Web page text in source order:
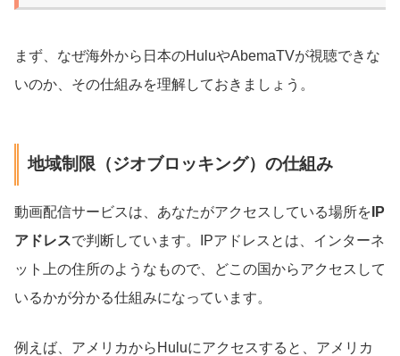
まず、なぜ海外から日本のHuluやAbemaTVが視聴できな
いのか、その仕組みを理解しておきましょう。
地域制限（ジオブロッキング）の仕組み
動画配信サービスは、あなたがアクセスしている場所を IP
アドレスで判断しています。IPアドレスとは、インターネ
ット上の住所のようなもので、どこの国からアクセスして
いるかが分かる仕組みになっています。
例えば、アメリカからHuluにアクセスすると、アメリカ